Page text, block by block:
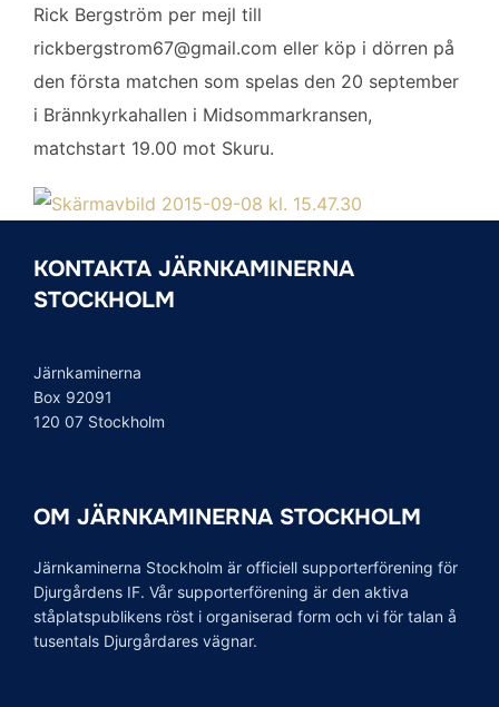
Rick Bergström per mejl till
rickbergstrom67@gmail.com eller köp i dörren på
den första matchen som spelas den 20 september
i Brännkyrkahallen i Midsommarkransen,
matchstart 19.00 mot Skuru.
KONTAKTA JÄRNKAMINERNA
STOCKHOLM
Järnkaminerna
Box 92091
120 07 Stockholm
OM JÄRNKAMINERNA STOCKHOLM
Järnkaminerna Stockholm är officiell supporterförening för
Djurgårdens IF. Vår supporterförening är den aktiva
ståplatspublikens röst i organiserad form och vi för talan å
tusentals Djurgårdares vägnar.